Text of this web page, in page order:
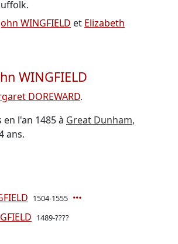
WINGFIELD et Elizabeth
WINGFIELD
DOREWARD.
l'an 1485 à Great Dunham,
ans.
1504-1555
1489-????